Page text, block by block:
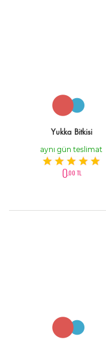
Yukka Bitkisi
aynı gün teslimat
0,00 TL